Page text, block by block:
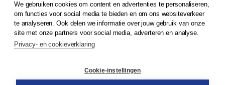
© 2026Koninklijke Boom uitgevers
Klantenservice
Service & informatie
Contact
We gebruiken cookies om content en advertenties te personaliseren,
om functies voor social media te bieden en om ons websiteverkeer
te analyseren. Ook delen we informatie over jouw gebruik van onze
site met onze partners voor social media, adverteren en analyse.
Privacy- en cookieverklaring
Cookie-instellingen